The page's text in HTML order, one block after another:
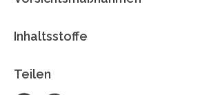
Inhaltsstoffe
Teilen